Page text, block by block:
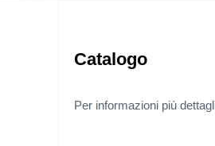
Catalogo
Per informazioni più